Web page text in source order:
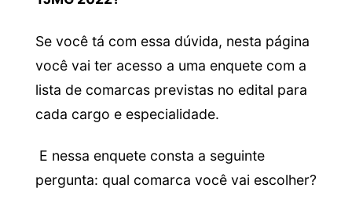
Se você tá com essa dúvida, nesta página
você vai ter acesso a uma enquete com a
lista de comarcas previstas no edital para
cada cargo e especialidade.
E nessa enquete consta a seguinte
pergunta: qual comarca você vai escolher?